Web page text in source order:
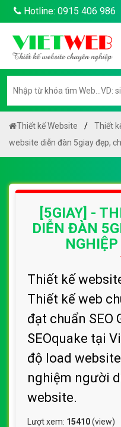
Hotline: 0915 406 986
Thiết kế Website Thiết
website diễn đàn 5giay đẹp,
[5GIAY] -
DIỄN ĐÀN
Thiết kế
Thiết kế web
đạt chuẩn SEO
SEOquake tại
độ load
nghiệm người
website.
Lượt xem: 15410(view)